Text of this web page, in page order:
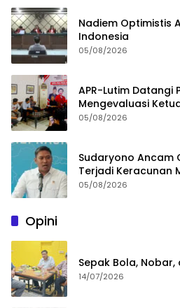
Nadiem Optimistis
Indonesia
05/08/2026
APR-Lutim Datangi
Mengevaluasi
05/08/2026
Sudaryono Ancam
Terjadi Keracunan
05/08/2026
Opini
Sepak Bola,
14/07/2026